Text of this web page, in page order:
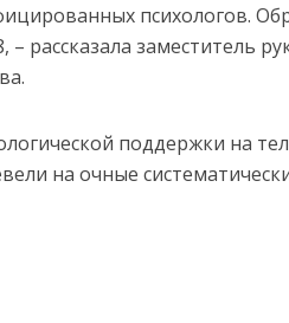
психологов.
рассказала заместитель
поддержки на
на очные